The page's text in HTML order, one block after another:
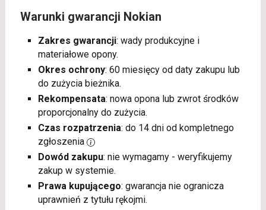
Warunki gwarancji Nokian
Zakres gwarancji: wady produkcyjne i
materiałowe opony.
Okres ochrony: 60 miesięcy od daty zakupu lub
do zużycia bieżnika.
Rekompensata: nowa opona lub zwrot środków
proporcjonalny do zużycia.
Czas rozpatrzenia: do 14 dni od kompletnego
zgłoszenia
Dowód zakupu: nie wymagamy - weryfikujemy
zakup w systemie.
Prawa kupującego: gwarancja nie ogranicza
uprawnień z tytułu rękojmi.